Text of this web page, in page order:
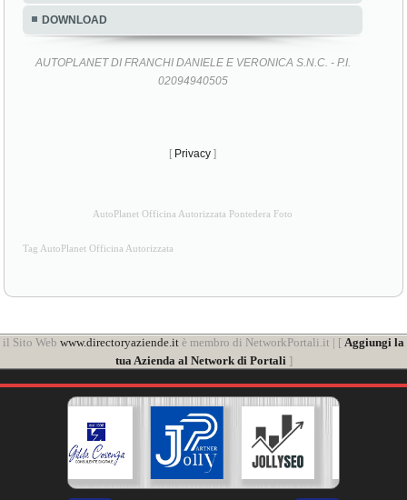
DOWNLOAD
AUTOPLANET DI FRANCHI DANIELE E VERONICA S.N.C. - P.I.
02094940505
[ Privacy ]
AutoPlanet Officina Autorizzata Pontedera Foto
Tag AutoPlanet Officina Autorizzata
il Sito Web www.directoryaziende.it è membro di NetworkPortali.it | [ Aggiungi la
tua Azienda al Network di Portali]